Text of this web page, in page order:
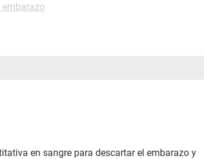
embarazo
en sangre para descartar el embarazo y